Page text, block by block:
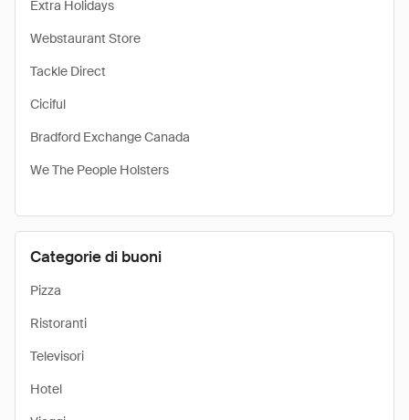
Extra Holidays
Webstaurant Store
Tackle Direct
Ciciful
Bradford Exchange Canada
We The People Holsters
Categorie di buoni
Pizza
Ristoranti
Televisori
Hotel